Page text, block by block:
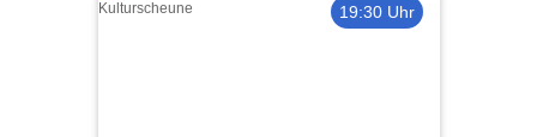
19:30 Uhr